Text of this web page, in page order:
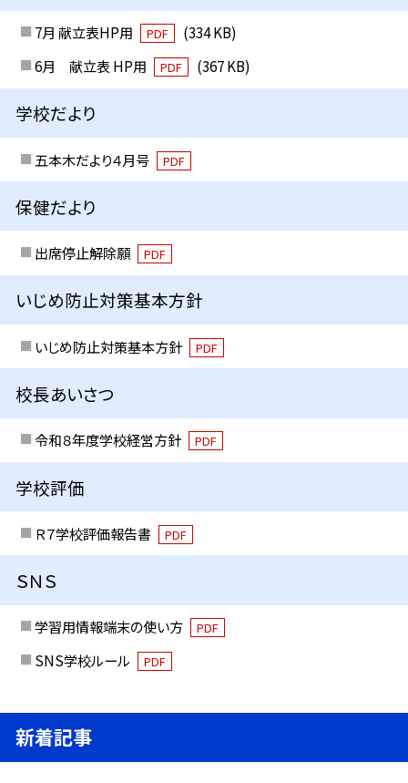
7月 献立表HP用 PDF
(334 KB)
6月 献立表 HP用
PDF (367 KB)
学校だより
五本木だより４月号 PDF
保健だより
出席停止解除願 PDF
いじめ防止対策基本方針
いじめ防止対策基本方針 PDF
校長あいさつ
令和８年度学校経営方針 PDF
学校評価
Ｒ７学校評価報告書 PDF
ＳＮＳ
学習用情報端末の使い方 PDF
SNS学校ルール PDF
新着記事